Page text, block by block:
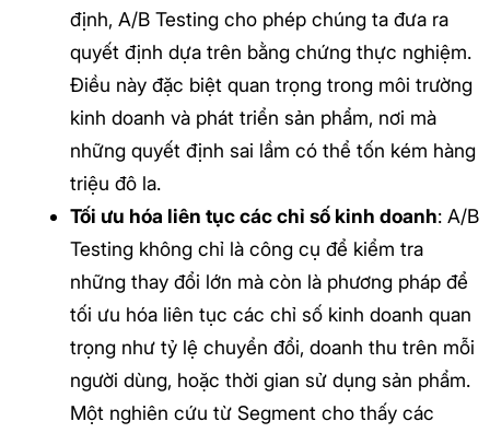
định, A/B Testing cho phép chúng ta đưa ra
quyết định dựa trên bằng chứng thực nghiệm.
Điều này đặc biệt quan trọng trong môi trường
kinh doanh và phát triển sản phẩm, nơi mà
những quyết định sai lầm có thể tốn kém hàng
triệu đô la.
Tối ưu hóa liên tục các chỉ số kinh doanh: A/B
Testing không chỉ là công cụ để kiểm tra
những thay đổi lớn mà còn là phương pháp để
tối ưu hóa liên tục các chỉ số kinh doanh quan
trọng như tỷ lệ chuyển đổi, doanh thu trên mỗi
người dùng, hoặc thời gian sử dụng sản phẩm.
Một nghiên cứu từ Segment cho thấy các